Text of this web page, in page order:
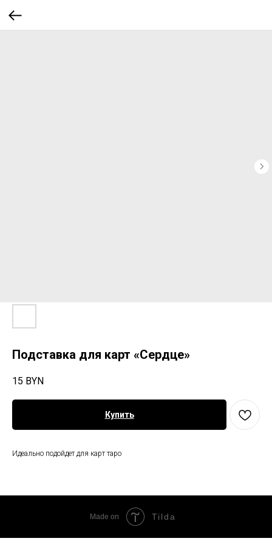
Подставка для карт «Сердце»
15 BYN
Купить
Идеально подойдет для карт таро
Made on Tilda